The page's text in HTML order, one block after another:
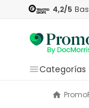
4,2/5
Categorías